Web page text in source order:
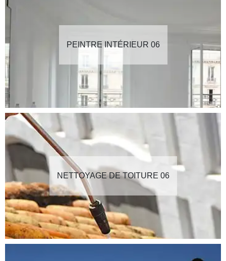
PEINTRE INTÉRIEUR 06
NETTOYAGE DE TOITURE 06